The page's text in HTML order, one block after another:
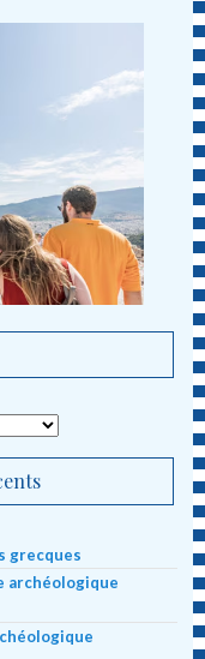
grecques
archéologique